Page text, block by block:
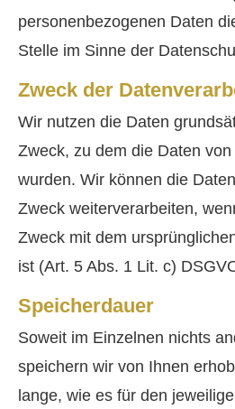
personenbezogenen Daten
Stelle im Sinne der
Zweck der
Wir nutzen die Daten
Zweck, zu dem die Daten
wurden. Wir können die
Zweck weiterverarbeiten,
Zweck mit dem
ist (Art. 5 Abs. 1 Lit. c)
Speicherdauer
Soweit im Einzelnen nichts
speichern wir von Ihnen
lange, wie es für den